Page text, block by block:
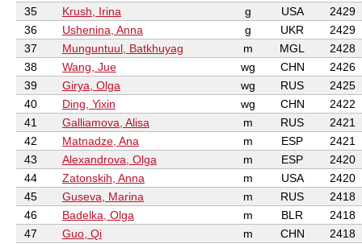
35
Krush, Irina g USA
2429
36
Ushenina, Anna g UKR
2429
37
Munguntuul, Batkhuyag m MGL
2428
38
Wang, Jue wg CHN
2426
39
Girya, Olga wg RUS
2425
40
Ding, Yixin wg CHN
2422
41
Galliamova, Alisa m RUS
2421
42
Matnadze, Ana m ESP
2421
43
Alexandrova, Olga m ESP
2420
44
Zatonskih, Anna m USA
2420
45
Guseva, Marina m RUS
2418
46
Badelka, Olga m BLR
2418
47
Guo, Qi m CHN
2418